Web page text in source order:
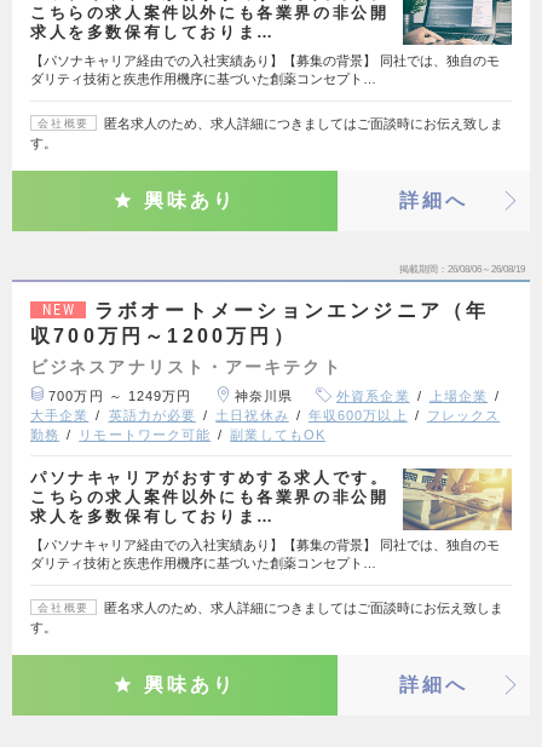
こちらの求人案件以外にも各業界の非公開
求人を多数保有しておりま…
【パソナキャリア経由での入社実績あり】【募集の背景】 同社では、独自のモ
ダリティ技術と疾患作用機序に基づいた創薬コンセプト…
会社概要
匿名求人のため、求人詳細につきましてはご面談時にお伝え致しま
す。
興味あり 詳細へ
掲載期間 26/08/06～26/08/19
NEW
ラボオートメーションエンジニア（年
収700万円～1200万円）
ビジネスアナリスト・アーキテクト
700万円 ～ 1249万円 神奈川県 外資系企業
上場企業
大手企業
英語力が必要 土日祝休み 年収600万以上
フレックス
勤務
リモートワーク可能 副業してもOK
パソナキャリアがおすすめする求人です。
こちらの求人案件以外にも各業界の非公開
求人を多数保有しておりま…
【パソナキャリア経由での入社実績あり】【募集の背景】 同社では、独自のモ
ダリティ技術と疾患作用機序に基づいた創薬コンセプト…
会社概要
匿名求人のため、求人詳細につきましてはご面談時にお伝え致しま
す。
興味あり 詳細へ